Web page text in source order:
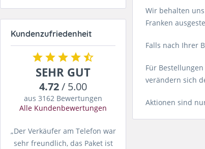
Kundenzufriedenheit
SEHR GUT
4.72/ 5.00
aus 3162 Bewertungen
Alle Kundenbewertungen
„Der Verkäufer am Telefon war
sehr freundlich, das Paket ist
Wir behalten
Franken
Falls nach Ihrer
Für
verändern sich
Aktionen sind